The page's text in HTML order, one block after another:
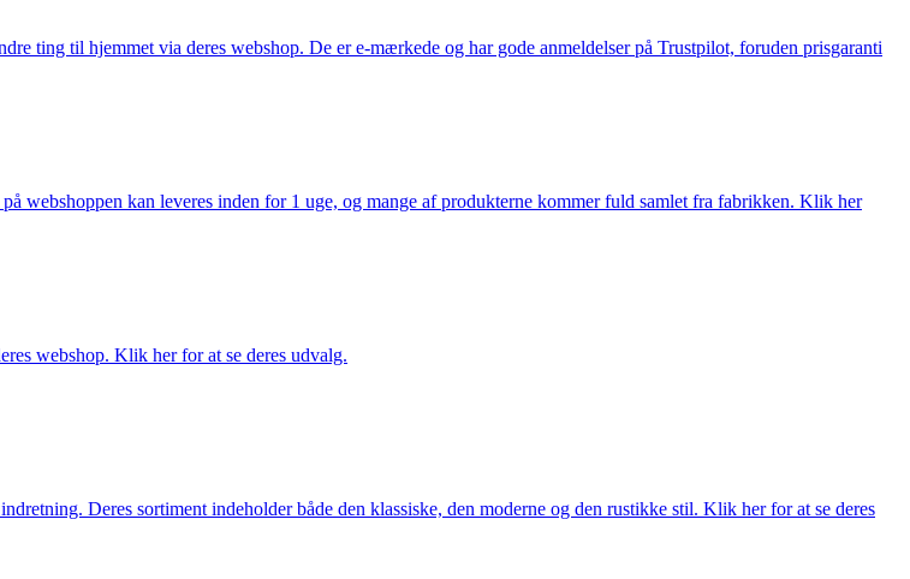
ting til hjemmet via deres webshop. De er e-mærkede og har gode anmeldelser på Trustpilot, foruden prisgaranti
webshoppen kan leveres inden for 1 uge, og mange af produkterne kommer fuld samlet fra fabrikken. Klik her
webshop. Klik her for at se deres udvalg.
Deres sortiment indeholder både den klassiske, den moderne og den rustikke stil. Klik her for at se deres